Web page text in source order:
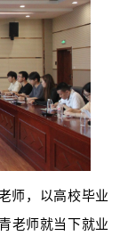
师，以高校毕业
老师就当下就业